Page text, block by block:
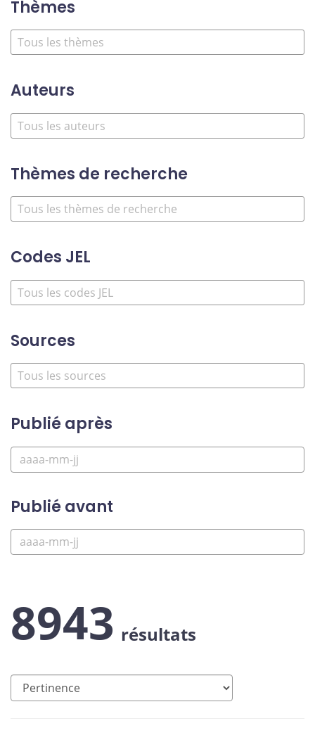
Thèmes
Auteurs
Thèmes de recherche
Codes JEL
Sources
Publié après
Publié avant
8943 résultats